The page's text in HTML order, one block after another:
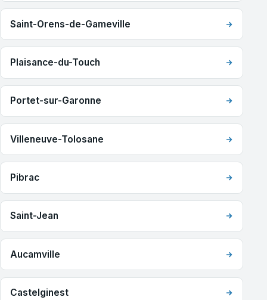
Saint-Orens-de-Gameville
Plaisance-du-Touch
Portet-sur-Garonne
Villeneuve-Tolosane
Pibrac
Saint-Jean
Aucamville
Castelginest